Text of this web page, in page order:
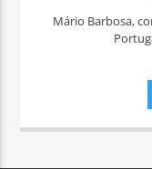
Mário Barbosa,